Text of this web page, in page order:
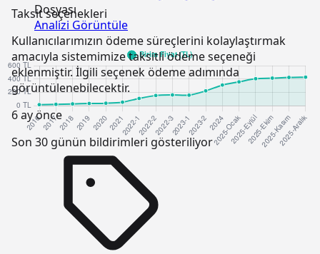
Taksit seçenekleri
Kullanıcılarımızın ödeme süreçlerini kolaylaştırmak
amacıyla sistemimize taksitli ödeme seçeneği
eklenmiştir. İlgili seçenek ödeme adımında
görüntülenebilecektir.
6 ay önce
Son 30 günün bildirimleri gösteriliyor
Dosyası
Analizi Görüntüle